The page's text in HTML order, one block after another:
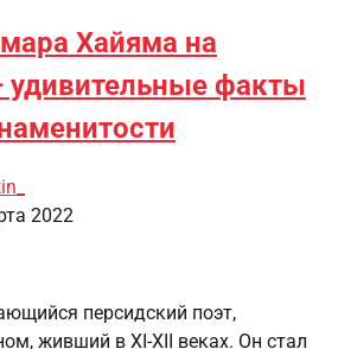
Хайяма на
удивительные факты
2022
персидский поэт,
живший в XI-XII веках. Он стал